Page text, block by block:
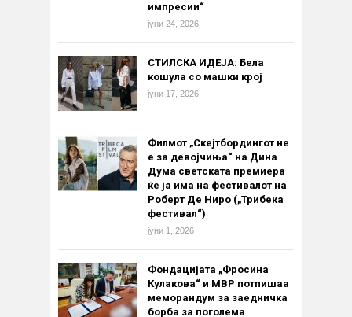
импресии“
јуни 24, 2026
СТИЛСКА ИДЕЈА: Бела
кошула со машки крој
јуни 17, 2026
Филмот „Скејтбордингот не
е за девојчиња“ на Дина
Дума светската премиера
ќе ја има на фестивалот на
Роберт Де Ниро („Трибека
фестивал“)
јуни 1, 2026
Фондацијата „Фросина
Кулакова“ и МВР потпишаа
меморандум за заедничка
борба за поголема